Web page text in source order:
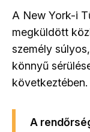
A New York-i
megküldött
személy
könnyű
következtében.
A